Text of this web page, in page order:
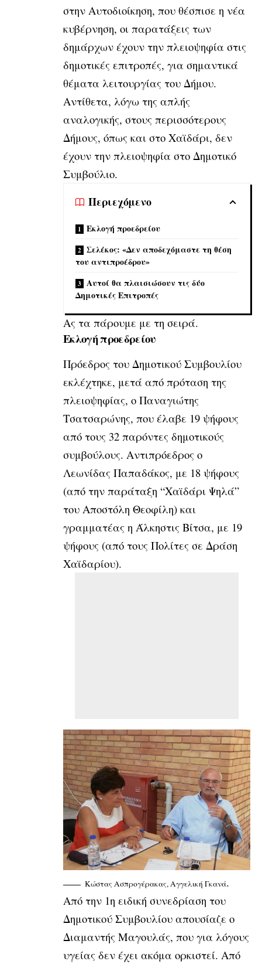
στην Αυτοδιοίκηση, που θέσπισε η νέα
κυβέρνηση, οι παρατάξεις των
δημάρχων έχουν την πλειοψηφία στις
δημοτικές επιτροπές, για σημαντικά
θέματα λειτουργίας του Δήμου.
Αντίθετα, λόγω της απλής
αναλογικής, στους περισσότερους
Δήμους, όπως και στο Χαϊδάρι, δεν
έχουν την πλειοψηφία στο Δημοτικό
Συμβούλιο.
Περιεχόμενο
Εκλογή προεδρείου
Σελέκος: «Δεν αποδεχόμαστε τη θέση
του αντιπροέδρου»
Αυτοί θα πλαισιώσουν τις δύο
Δημοτικές Επιτροπές
Ας τα πάρουμε με τη σειρά.
Εκλογή προεδρείου
Πρόεδρος του Δημοτικού Συμβουλίου
εκλέχτηκε, μετά από πρόταση της
πλειοψηφίας, ο Παναγιώτης
Τσατσαρώνης, που έλαβε 19 ψήφους
από τους 32 παρόντες δημοτικούς
συμβούλους. Αντιπρόεδρος ο
Λεωνίδας Παπαδάκος, με 18 ψήφους
(από την παράταξη “Χαϊδάρι Ψηλά”
του Αποστόλη Θεοφίλη) και
γραμματέας η Άλκηστις Βίτσα, με 19
ψήφους (από τους Πολίτες σε Δράση
Χαϊδαρίου).
Κώστας Ασπρογέρακας, Αγγελική Γκανά.
Από την 1η ειδική συνεδρίαση του
Δημοτικού Συμβουλίου απουσίαζε ο
Διαμαντής Μαγουλάς, που για λόγους
υγείας δεν έχει ακόμα ορκιστεί. Από